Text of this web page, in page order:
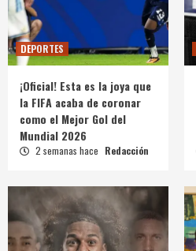
DEPORTES
¡Oficial! Esta es la joya que
la FIFA acaba de coronar
como el Mejor Gol del
Mundial 2026
2 semanas hace Redacción